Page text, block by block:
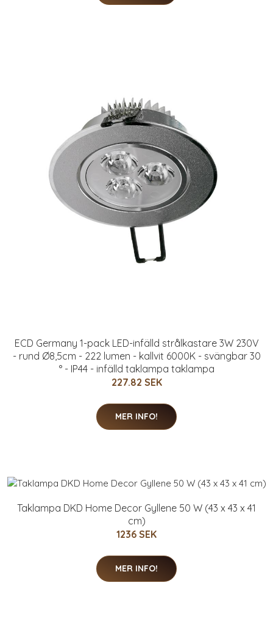
ECD Germany 1-pack LED-infälld strålkastare 3W 230V
- rund Ø8,5cm - 222 lumen - kallvit 6000K - svängbar 30
° - IP44 - infälld taklampa taklampa
227.82 SEK
MER INFO!
Taklampa DKD Home Decor Gyllene 50 W (43 x 43 x 41
cm)
1236 SEK
MER INFO!